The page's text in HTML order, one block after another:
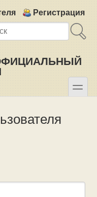
Регистрация
toggle